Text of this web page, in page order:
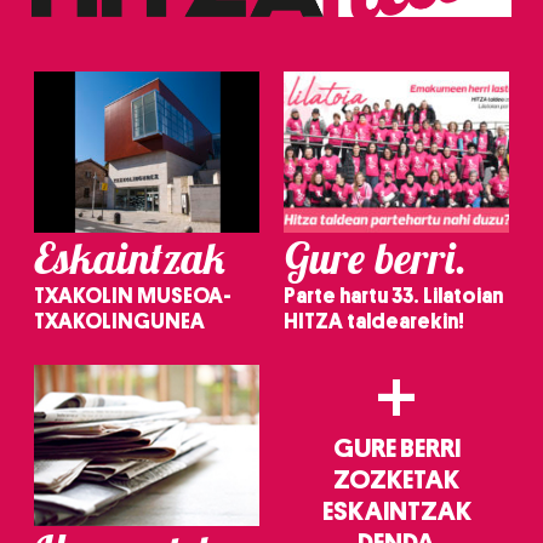
Eskaintzak
TXAKOLIN MUSEOA-
TXAKOLINGUNEA
Gure berri.
Parte hartu 33. Lilatoian
HITZA taldearekin!
+
GURE BERRI
ZOZKETAK
ESKAINTZAK